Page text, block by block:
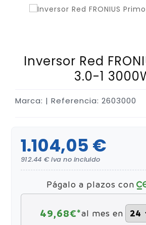
Inversor Red
3.0-1
Marca: | Referencia: 2603000
1.104,05 €
912.44 € iva no incluido
Págalo a plazos con
49,68€*al mes en